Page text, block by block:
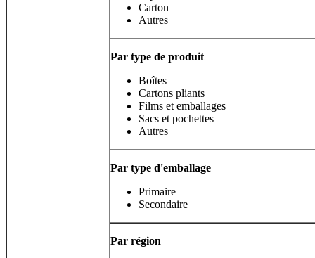
Carton
Autres
Par type de produit
Boîtes
Cartons pliants
Films et emballages
Sacs et pochettes
Autres
Par type d'emballage
Primaire
Secondaire
Par région